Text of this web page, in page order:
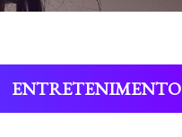
ENTRETENIMENTO